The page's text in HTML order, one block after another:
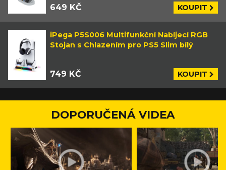
649 KČ KOUPIT
iPega P5S006 Multifunkční Nabíjecí RGB
Stojan s Chlazením pro PS5 Slim bílý
749 KČ KOUPIT
DOPORUČENÁ VIDEA